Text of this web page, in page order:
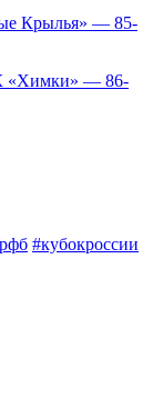
Крылья» — 85-
«Химки» — 86-
#кубокроссии